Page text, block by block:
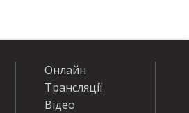
Онлайн
Трансляції
Відео